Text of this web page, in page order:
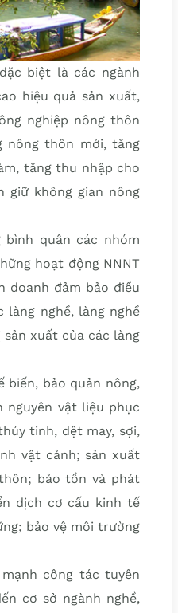
biệt là các ngành
hiệu quả sản xuất,
nghiệp nông thôn
nông thôn mới, tăng
tăng thu nhập cho
giữ không gian nông
quân các nhóm
hoạt động NNNT
doanh đảm bảo điều
nghề, làng nghề
xuất của các làng
biến, bảo quản nông,
nguyên vật liệu phục
tinh, dệt may, sợi,
vật cảnh; sản xuất
bảo tồn và phát
dịch cơ cấu kinh tế
bảo vệ môi trường
công tác tuyên
cơ sở ngành nghề,